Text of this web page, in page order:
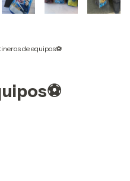
de equipos⚽️